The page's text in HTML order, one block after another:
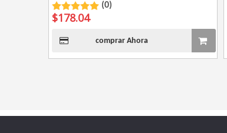
(0)
$178.04
comprar Ahora